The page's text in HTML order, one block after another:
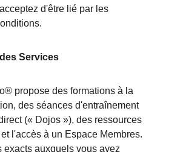
d'être lié par les
Services
propose des formations à la
des séances d'entraînement
(« Dojos »), des ressources
l'accès à un Espace Membres.
exacts auxquels vous avez